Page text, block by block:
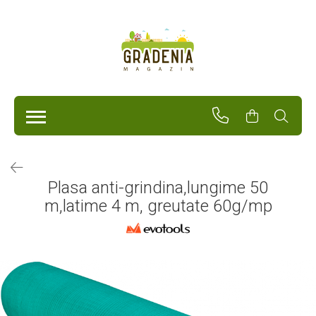
Tractorașe de cosit iarba
Masini de tuns iarba
Roabe
Pompe de apă
Hidrofoare
Trimmere
Fierastrau gard viu
Fierastraie telescopice
Dispozitiv de ascutit lant
Plasa anti-grindina,lungime 50
m,latime 4 m, greutate 60g/mp